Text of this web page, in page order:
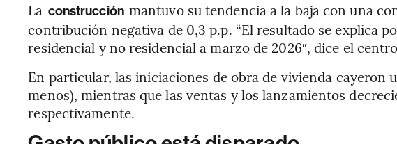
La construcción mantuvo su tendencia a la baja con una
contribución negativa de 0,3 p.p. “El resultado se explica
residencial y no residencial a marzo de 2026″, dice el
En particular, las iniciaciones de obra de vivienda cayeron
menos), mientras que las ventas y los lanzamientos
respectivamente.